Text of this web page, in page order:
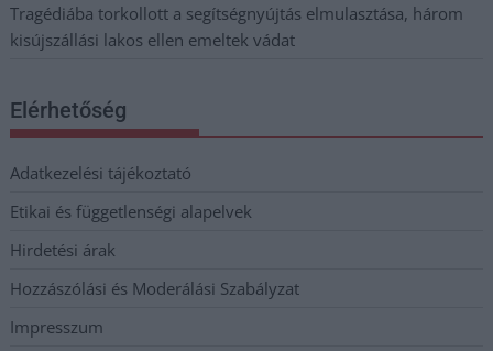
Tragédiába torkollott a segítségnyújtás elmulasztása, három
kisújszállási lakos ellen emeltek vádat
Elérhetőség
Adatkezelési tájékoztató
Etikai és függetlenségi alapelvek
Hirdetési árak
Hozzászólási és Moderálási Szabályzat
Impresszum